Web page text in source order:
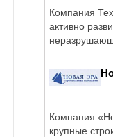
Компания
активно
Компания
крупные